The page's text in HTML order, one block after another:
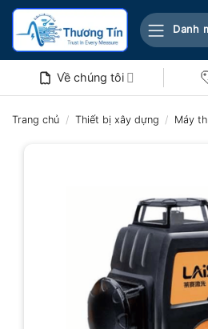
Bỏ
nội
Danh
Về chúng tôi
Trang chủ / Thiết bị xây dựng / Máy